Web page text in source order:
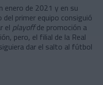
enero de 2021 y en su
primer equipo consiguió
el playoffde promoción a
pero, el filial de la Real
dar el salto al fútbol